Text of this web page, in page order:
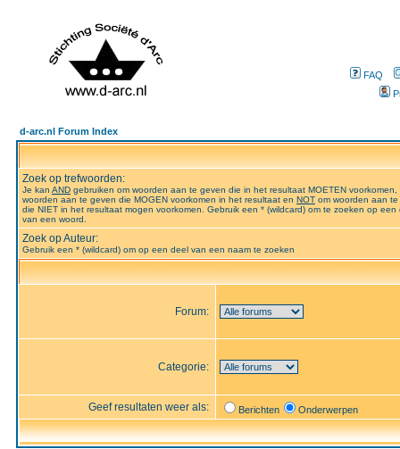
FAQ
d-arc.nl Forum Index
Zoek op trefwoorden:
Je kan AND gebruiken om woorden aan te geven die in het resultaat MOETEN voorkomen,
woorden aan te geven die MOGEN voorkomen in het resultaat en NOT om woorden aan
die NIET in het resultaat mogen voorkomen. Gebruik een * (wildcard) om te zoeken op een
van een woord.
Zoek op Auteur:
Gebruik een * (wildcard) om op een deel van een naam te zoeken
Forum:
Categorie:
Geef resultaten weer als: Berichten Onderwerpen